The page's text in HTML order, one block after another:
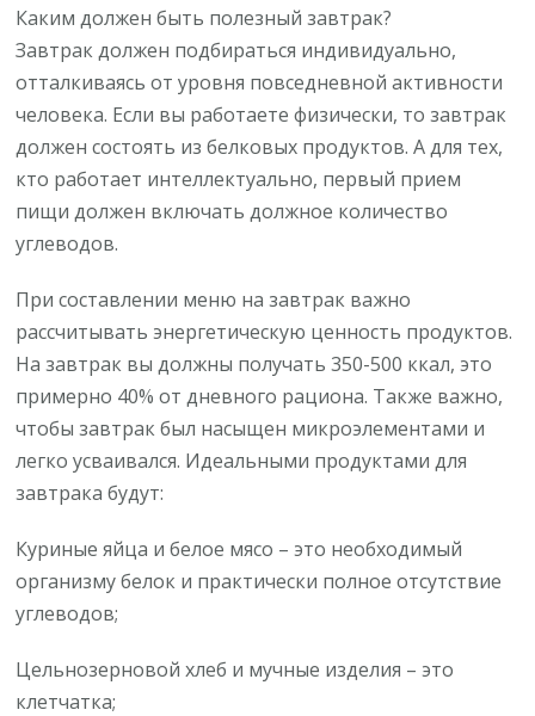
Каким должен быть полезный завтрак?
Завтрак должен подбираться индивидуально,
отталкиваясь от уровня повседневной активности
человека. Если вы работаете физически, то завтрак
должен состоять из белковых продуктов. А для тех,
кто работает интеллектуально, первый прием
пищи должен включать должное количество
углеводов.
При составлении меню на завтрак важно
рассчитывать энергетическую ценность продуктов.
На завтрак вы должны получать 350-500 ккал, это
примерно 40% от дневного рациона. Также важно,
чтобы завтрак был насыщен микроэлементами и
легко усваивался. Идеальными продуктами для
завтрака будут:
Куриные яйца и белое мясо – это необходимый
организму белок и практически полное отсутствие
углеводов;
Цельнозерновой хлеб и мучные изделия – это
клетчатка;